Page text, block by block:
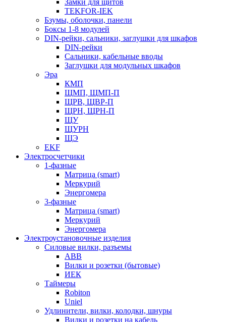
TEKFOR-IEK
Бзумы, оболочки, панели
Боксы 1-8 модулей
DIN-рейки, сальники, заглушки для шкафов
DIN-рейки
Сальники, кабельные вводы
Заглушки для модульных шкафов
Эра
КМП
ЩМП, ЩМП-П
ЩРВ, ЩВР-П
ЩРН, ЩРН-П
ЩУ
ЩУРН
ЩЭ
EKF
Электросчетчики
1-фазные
Матрица (smart)
Меркурий
Энергомера
3-фазные
Матрица (smart)
Меркурий
Энергомера
Электроустановочные изделия
Силовые вилки, разъемы
ABB
Вилки и розетки (бытовые)
ИЕК
Таймеры
Robiton
Uniel
Удлинители, вилки, колодки, шнуры
Вилки и розетки на кабель